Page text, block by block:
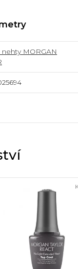
nehty MORGAN